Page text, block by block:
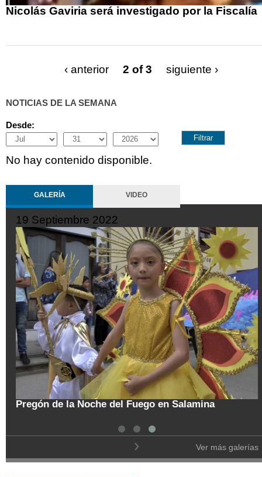
Nicolás Gaviria será investigado por la Fiscalía
‹ anterior 2 of 3 siguiente ›
NOTICIAS DE LA SEMANA
Desde:
Month
Day Year
No hay contenido disponible.
GALERÍA VIDEO
10 Octubre 2022
Trasladan a búho orejudo al Ecoparque Los
Alcázares
Ver más galerías